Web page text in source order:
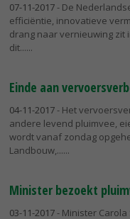
07-11-2017- De
efficiëntie, innovatieve
drang naar vernieuwing zit
dit...
Einde aan
04-11-2017- Het
andere levend pluimvee,
wordt vanaf zondag
Landbouw,...
Minister bezoekt
03-11-2017- Minister